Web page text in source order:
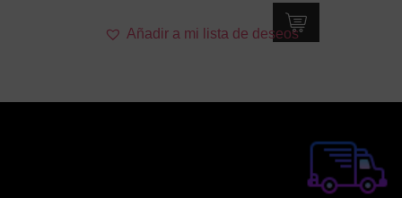
Añadir a mi lista de deseos